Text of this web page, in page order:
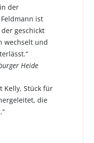
der
ist
geschickt
wechselt und
Heide
Kelly, Stück für
die